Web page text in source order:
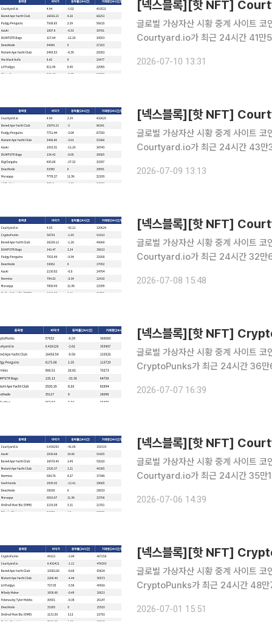
글로벌 가상자산 시황 중계 사이트
Courtyard.io가 최근 24시간 41만
24시간 거래량 8만8253달러를 기록
2026-07-10 13:31
글로벌 가상자산 시황 중계 사이트
Courtyard.io가 최근 24시간 43만
24시간 거래량 9만6391달러를 기록
2026-07-09 13:13
글로벌 가상자산 시황 중계 사이트
Courtyard.io가 최근 24시간 32만
래량 9만1913달러를 기록하며 바닥
2026-07-08 15:48
글로벌 가상자산 시황 중계 사이트
CryptoPunks가 최근 24시간 36만
간 거래량 35만3907달러를 기록하
2026-07-07 16:39
글로벌 가상자산 시황 중계 사이트
Courtyard.io가 최근 24시간 35만
1925달러를 기록하며 바닥가
2026-07-06 14:39
글로벌 가상자산 시황 중계 사이트
CryptoPunks가 최근 24시간 48만
거래량 47만6593달러를 기록하며
2026-07-01 15:51